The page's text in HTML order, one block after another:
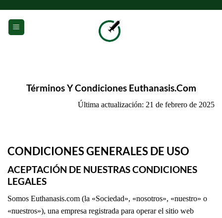
contenido
Términos Y Condiciones Euthanasis.Com
Última actualización: 21 de febrero de 2025
CONDICIONES GENERALES DE USO
ACEPTACIÓN DE NUESTRAS CONDICIONES
LEGALES
Somos Euthanasis.com (la «Sociedad», «nosotros», «nuestro» o
«nuestros»), una empresa registrada para operar el sitio web